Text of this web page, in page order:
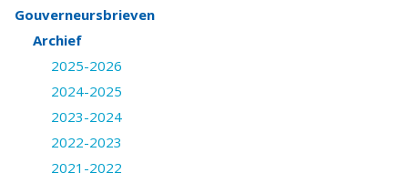
Gouverneursbrieven
Archief
2025-2026
2024-2025
2023-2024
2022-2023
2021-2022